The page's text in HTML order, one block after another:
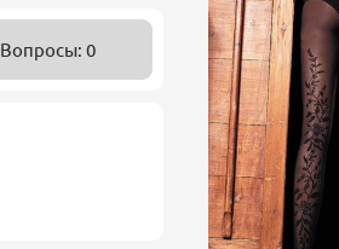
Вопросы: 0